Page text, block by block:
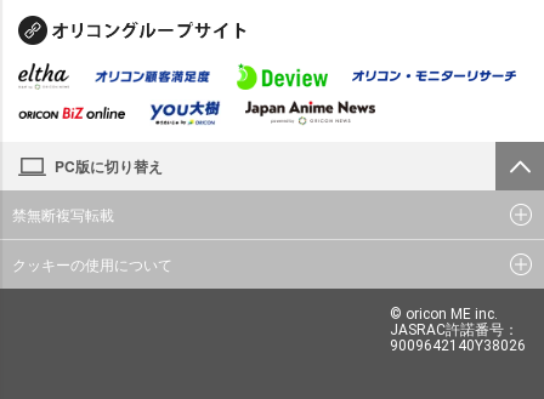
PC版に切り替え
禁無断複写転載
クッキーの使用について
© oricon ME inc.
JASRAC許諾番号：
9009642140Y38026